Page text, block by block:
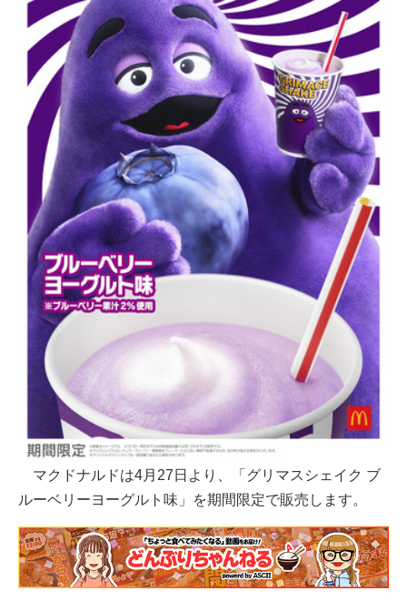
マクドナルドは4月27日より、「グリマスシェイク ブ
ルーベリーヨーグルト味」を期間限定で販売します。